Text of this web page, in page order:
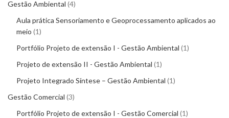
Gestão Ambiental 4
Aula prática Sensoriamento e Geoprocessamento aplicados ao
meio 1
Portfólio Projeto de extensão I - Gestão Ambiental 1
Projeto de extensão II - Gestão Ambiental 1
Projeto Integrado Síntese – Gestão Ambiental 1
Gestão Comercial 3
Portfólio Projeto de extensão I - Gestão Comercial 1